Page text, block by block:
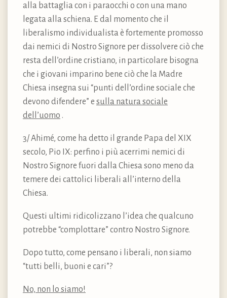
alla battaglia con i paraocchi o con una mano
legata alla schiena. E dal momento che il
liberalismo individualista è fortemente promosso
dai nemici di Nostro Signore per dissolvere ciò che
resta dell’ordine cristiano, in particolare bisogna
che i giovani imparino bene ciò che la Madre
Chiesa insegna sui “punti dell’ordine sociale che
devono difendere” e sulla natura sociale
dell’uomo .
3/ Ahimé, come ha detto il grande Papa del XIX
secolo, Pio IX: perfino i più acerrimi nemici di
Nostro Signore fuori dalla Chiesa sono meno da
temere dei cattolici liberali all’interno della
Chiesa.
Questi ultimi ridicolizzano l’idea che qualcuno
potrebbe “complottare” contro Nostro Signore.
Dopo tutto, come pensano i liberali, non siamo
“tutti belli, buoni e cari”?
No, non lo siamo!